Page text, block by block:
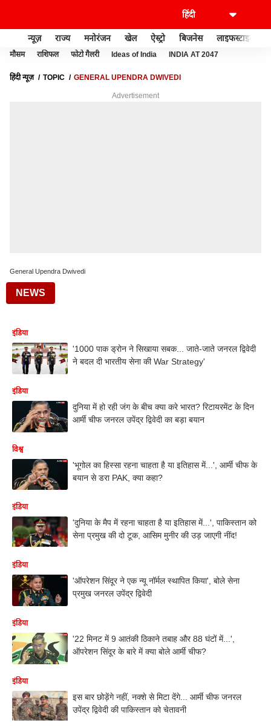
न्यूज़ राज्य मनोरंजन खेल ऐस्ट्रो बिजनेस लाइफस्टाइल
मौसम राशिफल फोटो गैलरी Ideas of India INDIA AT 2047
हिंदी न्यूज़ TOPIC GENERAL UPENDRA DWIVEDI
Advertisement
General Upendra Dwivedi
NEWS
इंडिया
'1000 पाक ड्रोन ने सिखाया सबक... जाते-जाते जनरल द्विवेदी
ने बदल दी भारतीय सेना की War Strategy'
इंडिया
दुनिया में हो रही जंग के बीच क्या करे भारत? रिटायरमेंट के दिन
आर्मी चीफ जनरल उपेंद्र द्विवेदी का बड़ा बयान
विश्व
'भूगोल का हिस्सा रहना चाहता है या इतिहास में...', आर्मी चीफ के
बयान से डरा PAK, क्या कहा?
इंडिया
'दुनिया के मैप में रहना चाहता है या इतिहास में...', पाकिस्तान को
सेना प्रमुख की दो टूक, आसिम मुनीर की उड़ जाएगी नींद!
इंडिया
'ऑपरेशन सिंदूर ने एक न्यू नॉर्मल स्थापित किया', बोले सेना
प्रमुख जनरल उपेंद्र द्विवेदी
इंडिया
'22 मिनट में 9 आतंकी ठिकाने तबाह और 88 घंटों में...',
ऑपरेशन सिंदूर के बारे में क्या बोले आर्मी चीफ?
इंडिया
इस बार छोड़ेंगे नहीं, नक्शे से मिटा देंगे... आर्मी चीफ जनरल
उपेंद्र द्विवेदी की पाकिस्तान को चेतावनी